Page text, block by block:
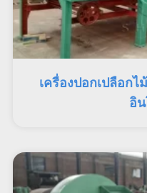
เครื่องปอกเปลือกไ
อิ